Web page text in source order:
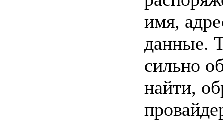
имя,
данные.
сильно
найти,